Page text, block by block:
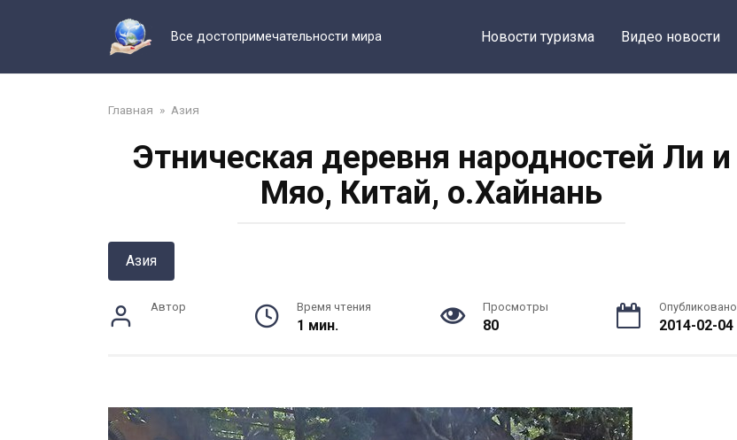
Все достопримечательности мира Новости туризма Видео новости
Главная » Азия
Этническая деревня народностей Ли и
Мяо, Китай, о.Хайнань
Азия
Автор Время чтения
1 мин.
Просмотры
80
Опубликовано
2014-02-04